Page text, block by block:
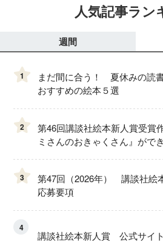
人気記事ラン
週間
1
まだ間に合う！ 夏休みの読
おすすめの絵本５選
2
第46回講談社絵本新人賞受賞
ミさんのおきゃくさん』がで
3
第47回（2026年） 講談社絵
応募要項
4
講談社絵本新人賞 公式サイト